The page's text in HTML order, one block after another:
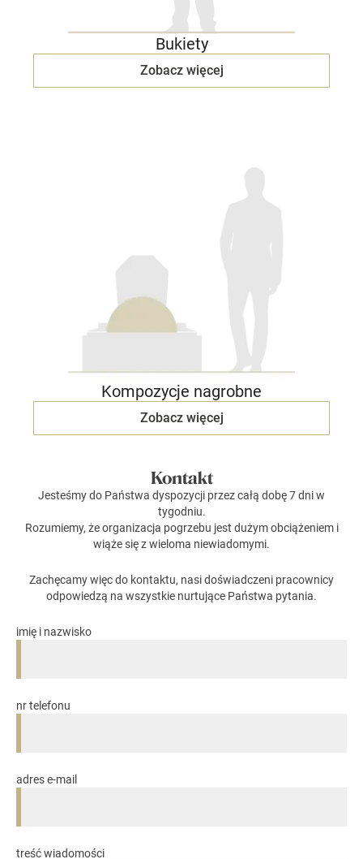
Bukiety
Zobacz więcej
Kompozycje nagrobne
Zobacz więcej
Kontakt
Jesteśmy do Państwa dyspozycji przez całą dobę 7 dni w
tygodniu.
Rozumiemy, że organizacja pogrzebu jest dużym obciążeniem i
wiąże się z wieloma niewiadomymi.
Zachęcamy więc do kontaktu, nasi doświadczeni pracownicy
odpowiedzą na wszystkie nurtujące Państwa pytania.
imię i nazwisko
nr telefonu
adres e-mail
treść wiadomości